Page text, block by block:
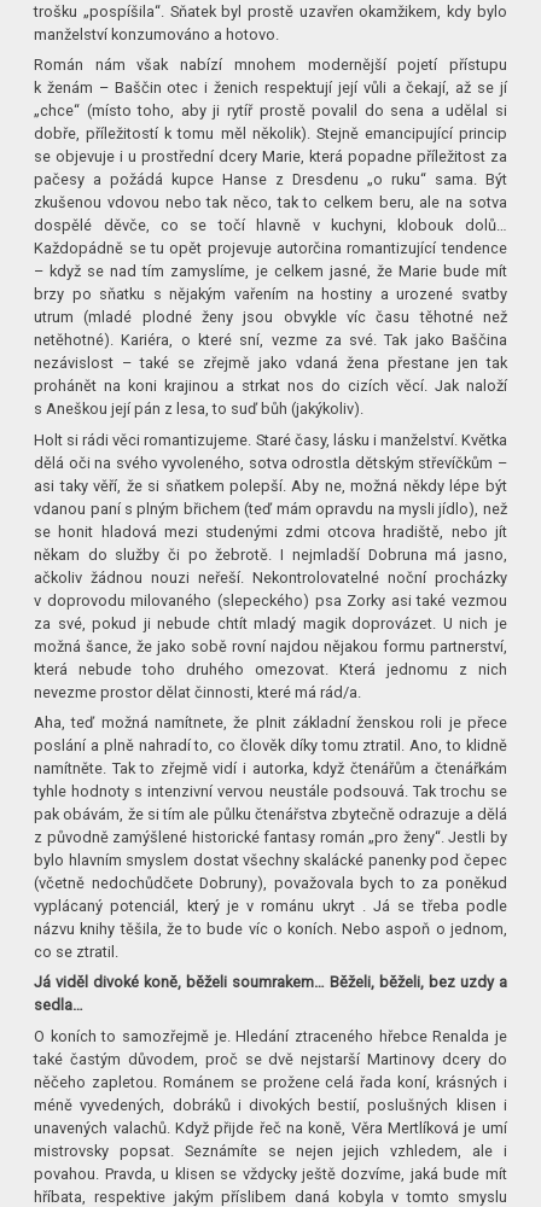
trošku „pospíšila“. Sňatek byl prostě uzavřen okamžikem, kdy bylo
manželství konzumováno a hotovo.
Román nám však nabízí mnohem modernější pojetí přístupu
k ženám – Baščin otec i ženich respektují její vůli a čekají, až se jí
„chce“ (místo toho, aby ji rytíř prostě povalil do sena a udělal si
dobře, příležitostí k tomu měl několik). Stejně emancipující princip
se objevuje i u prostřední dcery Marie, která popadne příležitost za
pačesy a požádá kupce Hanse z Dresdenu „o ruku“ sama. Být
zkušenou vdovou nebo tak něco, tak to celkem beru, ale na sotva
dospělé děvče, co se točí hlavně v kuchyni, klobouk dolů…
Každopádně se tu opět projevuje autorčina romantizující tendence
– když se nad tím zamyslíme, je celkem jasné, že Marie bude mít
brzy po sňatku s nějakým vařením na hostiny a urozené svatby
utrum (mladé plodné ženy jsou obvykle víc času těhotné než
netěhotné). Kariéra, o které sní, vezme za své. Tak jako Baščina
nezávislost – také se zřejmě jako vdaná žena přestane jen tak
prohánět na koni krajinou a strkat nos do cizích věcí. Jak naloží
s Aneškou její pán z lesa, to suď bůh (jakýkoliv).
Holt si rádi věci romantizujeme. Staré časy, lásku i manželství. Květka
dělá oči na svého vyvoleného, sotva odrostla dětským střevíčkům –
asi taky věří, že si sňatkem polepší. Aby ne, možná někdy lépe být
vdanou paní s plným břichem (teď mám opravdu na mysli jídlo), než
se honit hladová mezi studenými zdmi otcova hradiště, nebo jít
někam do služby či po žebrotě. I nejmladší Dobruna má jasno,
ačkoliv žádnou nouzi neřeší. Nekontrolovatelné noční procházky
v doprovodu milovaného (slepeckého) psa Zorky asi také vezmou
za své, pokud ji nebude chtít mladý magik doprovázet. U nich je
možná šance, že jako sobě rovní najdou nějakou formu partnerství,
která nebude toho druhého omezovat. Která jednomu z nich
nevezme prostor dělat činnosti, které má rád/a.
Aha, teď možná namítnete, že plnit základní ženskou roli je přece
poslání a plně nahradí to, co člověk díky tomu ztratil. Ano, to klidně
namítněte. Tak to zřejmě vidí i autorka, když čtenářům a čtenářkám
tyhle hodnoty s intenzivní vervou neustále podsouvá. Tak trochu se
pak obávám, že si tím ale půlku čtenářstva zbytečně odrazuje a dělá
z původně zamýšlené historické fantasy román „pro ženy“. Jestli by
bylo hlavním smyslem dostat všechny skalácké panenky pod čepec
(včetně nedochůdčete Dobruny), považovala bych to za poněkud
vyplácaný potenciál, který je v románu ukryt . Já se třeba podle
názvu knihy těšila, že to bude víc o koních. Nebo aspoň o jednom,
co se ztratil.
Já viděl divoké koně, běželi soumrakem… Běželi, běželi, bez uzdy a
sedla…
O koních to samozřejmě je. Hledání ztraceného hřebce Renalda je
také častým důvodem, proč se dvě nejstarší Martinovy dcery do
něčeho zapletou. Románem se prožene celá řada koní, krásných i
méně vyvedených, dobráků i divokých bestií, poslušných klisen i
unavených valachů. Když přijde řeč na koně, Věra Mertlíková je umí
mistrovsky popsat. Seznámíte se nejen jejich vzhledem, ale i
povahou. Pravda, u klisen se vždycky ještě dozvíme, jaká bude mít
hříbata, respektive jakým příslibem daná kobyla v tomto smyslu